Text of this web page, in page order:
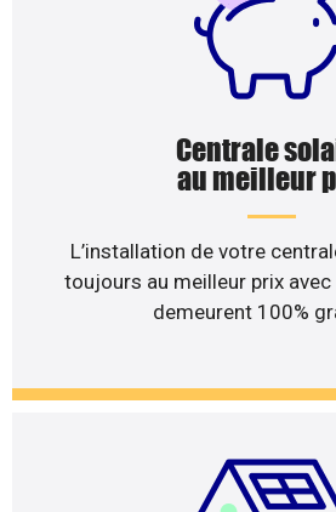
Centrale
au meilleur
L’installation de votre
toujours au meilleur prix
demeurent 100%